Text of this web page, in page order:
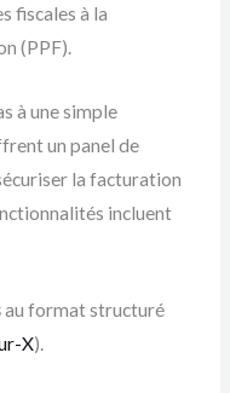
fiscales à la
(PPF).
à une simple
un panel de
la facturation
incluent
au format structuré
X).